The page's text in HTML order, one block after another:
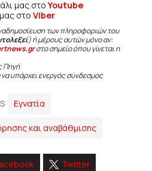
μας στοYoutube
στο Viber
των πληροφοριών του
) ή μέρους αυτών μόνο αν:
στο σημείο όπου γίνεται η
Πηγή
υπάρχει ενεργός σύνδεσμος
Εγνατία
και αναβάθμισης
Twitter